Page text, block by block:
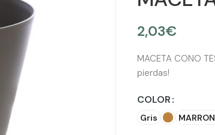
2,03€
MACETA CONO
pierdas!
COLOR
Gris